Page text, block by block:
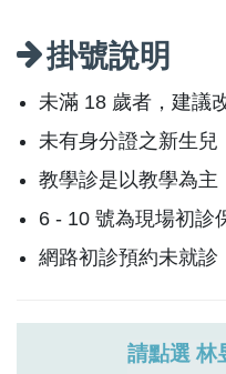
掛號說明
未滿 18 歲者，建議
未有身分證之新生兒
教學診是以教學為
6 - 10 號為現場初診
網路初診預約未就